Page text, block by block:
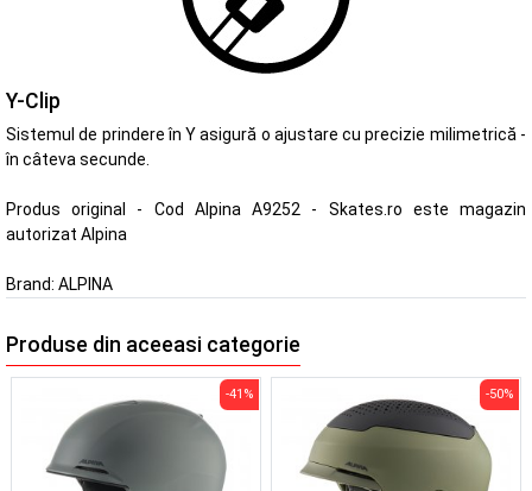
Y-Clip
Sistemul de prindere în Y asigură o ajustare cu precizie milimetrică -
în câteva secunde.
Produs original - Cod Alpina A9252 - Skates.ro este magazin
autorizat Alpina
Brand: ALPINA
Produse din aceeasi categorie
-41% -50%